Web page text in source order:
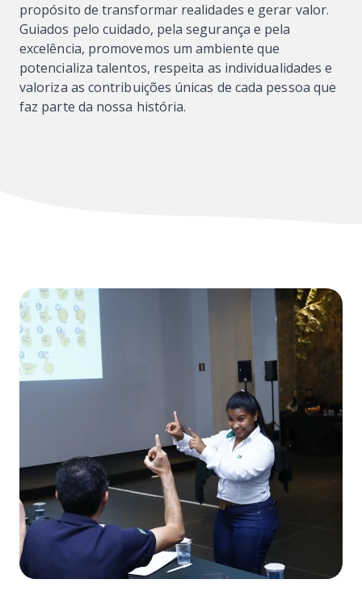
propósito de transformar realidades e gerar valor.
Guiados pelo cuidado, pela segurança e pela
excelência, promovemos um ambiente que
potencializa talentos, respeita as individualidades e
valoriza as contribuições únicas de cada pessoa que
faz parte da nossa história.